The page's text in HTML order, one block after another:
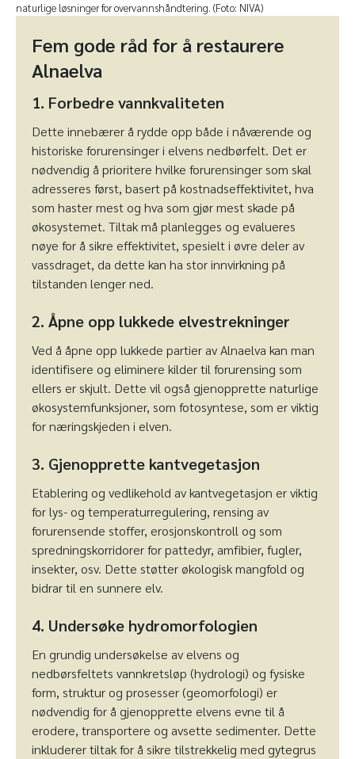
naturlige løsninger for overvannshåndtering. (Foto: NIVA)
Fem gode råd for å restaurere
Alnaelva
1. Forbedre vannkvaliteten
Dette innebærer å rydde opp både i nåværende og
historiske forurensinger i elvens nedbørfelt. Det er
nødvendig å prioritere hvilke forurensinger som skal
adresseres først, basert på kostnadseffektivitet, hva
som haster mest og hva som gjør mest skade på
økosystemet. Tiltak må planlegges og evalueres
nøye for å sikre effektivitet, spesielt i øvre deler av
vassdraget, da dette kan ha stor innvirkning på
tilstanden lenger ned.
2. Åpne opp lukkede elvestrekninger
Ved å åpne opp lukkede partier av Alnaelva kan man
identifisere og eliminere kilder til forurensing som
ellers er skjult. Dette vil også gjenopprette naturlige
økosystemfunksjoner, som fotosyntese, som er viktig
for næringskjeden i elven.
3. Gjenopprette kantvegetasjon
Etablering og vedlikehold av kantvegetasjon er viktig
for lys- og temperaturregulering, rensing av
forurensende stoffer, erosjonskontroll og som
spredningskorridorer for pattedyr, amfibier, fugler,
insekter, osv. Dette støtter økologisk mangfold og
bidrar til en sunnere elv.
4. Undersøke hydromorfologien
En grundig undersøkelse av elvens og
nedbørsfeltets vannkretsløp (hydrologi) og fysiske
form, struktur og prosesser (geomorfologi) er
nødvendig for å gjenopprette elvens evne til å
erodere, transportere og avsette sedimenter. Dette
inkluderer tiltak for å sikre tilstrekkelig med gytegrus